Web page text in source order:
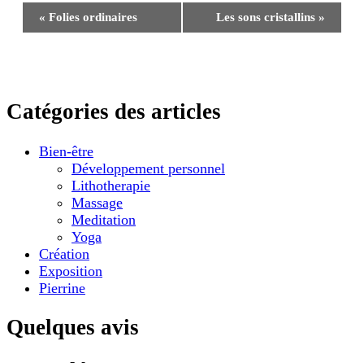
Navigation
Évènement
« Folies ordinaires Les sons cristallins »
Catégories des articles
Bien-être
Développement personnel
Lithotherapie
Massage
Meditation
Yoga
Création
Exposition
Pierrine
Quelques avis